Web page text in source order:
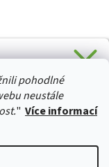
pohodlné
neustále
" Více informací
obchodu a je